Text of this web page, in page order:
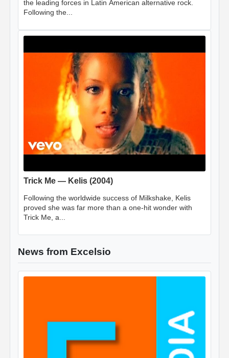
the leading forces in Latin American alternative rock.
Following the...
Trick Me — Kelis (2004)
Following the worldwide success of Milkshake, Kelis
proved she was far more than a one-hit wonder with
Trick Me, a...
News from Excelsio